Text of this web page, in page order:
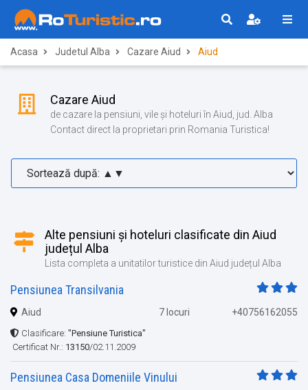
Acasa Judetul Alba Cazare Aiud Aiud
Cazare Aiud
de cazare la pensiuni, vile și hoteluri în Aiud, jud. Alba
Contact direct la proprietari prin Romania Turistica!
Alte pensiuni și hoteluri clasificate din Aiud
județul Alba
Lista completa a unitatilor turistice din Aiud județul Alba
Pensiunea Transilvania
Aiud 7 locuri +40756162055
Clasificare: "Pensiune Turistica"
Certificat Nr.: 13150/02.11.2009
Pensiunea Casa Domeniile Vinului